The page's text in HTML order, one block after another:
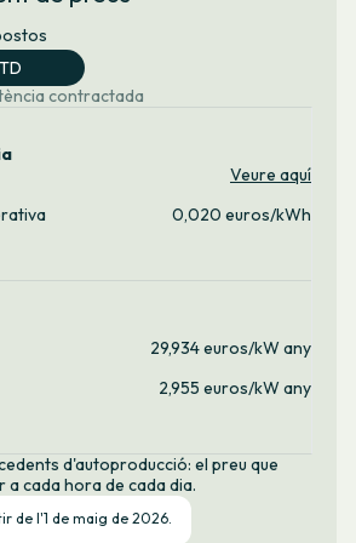
contractada
Veure aquí
0,020 euros/kWh
29,934 euros/kW any
2,955 euros/kW any
d'autoproducció: el preu que
a cada hora de cada dia.
de l'1 de maig de 2026.